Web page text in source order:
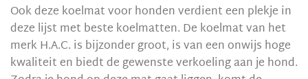
Ook deze koelmat voor honden verdient een plekje in
deze lijst met beste koelmatten. De koelmat van het
merk H.A.C. is bijzonder groot, is van een onwijs hoge
kwaliteit en biedt de gewenste verkoeling aan je hond.